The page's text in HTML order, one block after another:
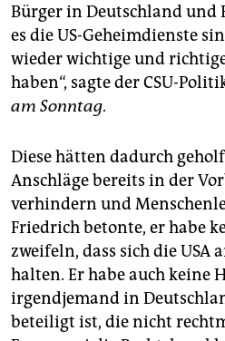
Bürger in Deutschland und
es die US-Geheimdienste
wieder wichtige und
haben“, sagte der CSU-
am Sonntag.
Diese hätten dadurch
Anschläge bereits in der
verhindern und
Friedrich betonte, er habe
zweifeln, dass sich die USA
halten. Er habe auch keine
irgendjemand in
beteiligt ist, die nicht